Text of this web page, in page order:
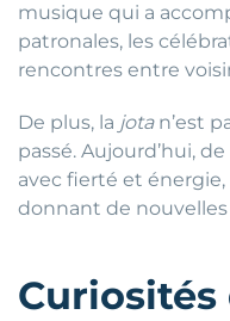
musique qui a
patronales, les
rencontres entre
De plus, la jotan’est
passé. Aujourd’hui,
avec fierté et
donnant de
Curiosités